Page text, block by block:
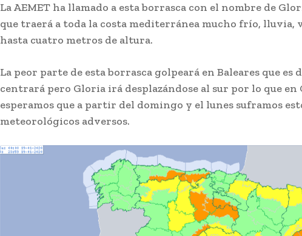
La AEMET ha llamado a esta borrasca con el nombre de
que traerá a toda la costa mediterránea mucho frío, lluvia,
hasta cuatro metros de altura.
La peor parte de esta borrasca golpeará en Baleares que es
centrará pero Gloria irá desplazándose al sur por lo que en
esperamos que a partir del domingo y el lunes suframos
meteorológicos adversos.